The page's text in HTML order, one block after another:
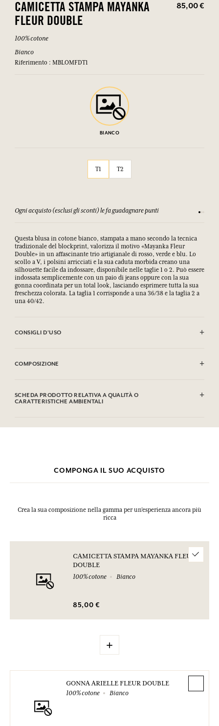
CAMICETTA STAMPA MAYANKA
FLEUR DOUBLE
85,00 €
100% cotone
Bianco
Riferimento : MBLOMFDT1
BIANCO
T1 T2
Ogni acquisto (esclusi gli sconti) le fa guadagnare punti
Questa blusa in cotone bianco, stampata a mano secondo la tecnica
tradizionale del blockprint, valorizza il motivo «Mayanka Fleur
Double» in un affascinante trio artigianale di rosso, verde e blu. Lo
scollo a V, i polsini arricciati e la sua caduta morbida creano una
silhouette facile da indossare, disponibile nelle taglie 1 o 2. Può essere
indossata semplicemente con un paio di jeans oppure con la sua
gonna coordinata per un total look, lasciando esprimere tutta la sua
freschezza colorata. La taglia 1 corrisponde a una 36/38 e la taglia 2 a
una 40/42.
CONSIGLI D'USO
COMPOSIZIONE
SCHEDA PRODOTTO RELATIVA A QUALITÀ O
CARATTERISTICHE AMBIENTALI
COMPONGA IL SUO ACQUISTO
Crea la sua composizione nella gamma per un’esperienza ancora più
ricca
CAMICETTA STAMPA MAYANKA FLEUR
DOUBLE
100% cotone
Bianco
85,00 €
+
GONNA ARIELLE FLEUR DOUBLE
100% cotone
Bianco